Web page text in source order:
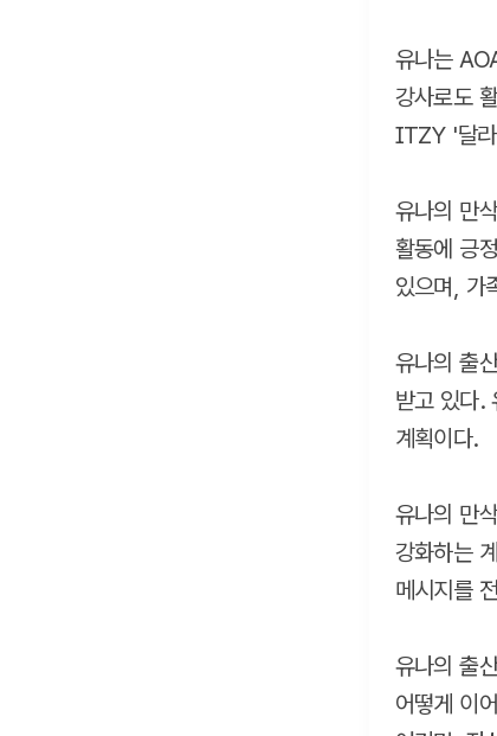
유나는
강사로도
ITZY '달라
유나의 만
활동에 긍
있으며, 가
유나의 출
받고 있다.
계획이다.
유나의 만
강화하는
메시지를
유나의 출
어떻게 이